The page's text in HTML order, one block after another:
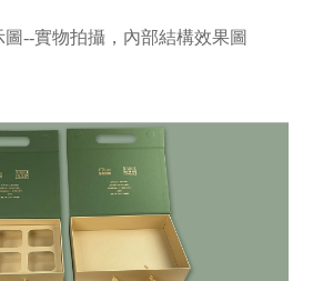
--實物拍攝，內部結構效果圖